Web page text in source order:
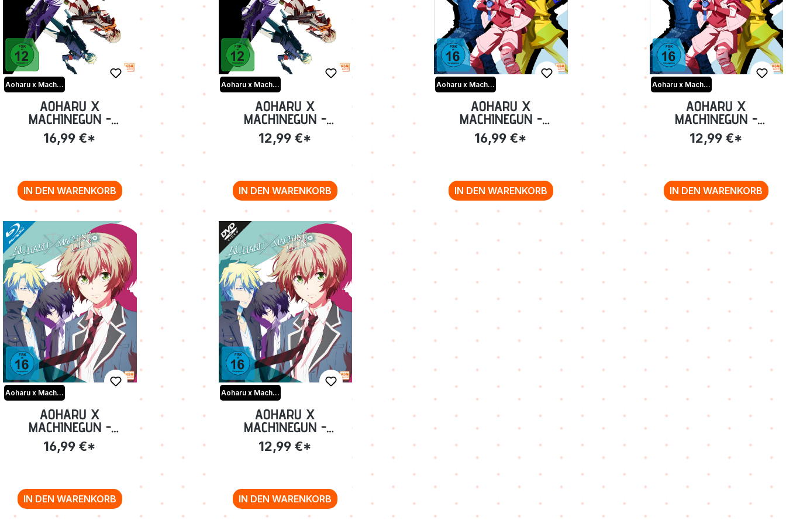
Aoharu x Machinegun
AOHARU X
MACHINEGUN -
VOLUME 3: EPISODE
09-13 BLU-RAY
16,99 €*
IN DEN WARENKORB
Aoharu x Machinegun
AOHARU X
MACHINEGUN -
VOLUME 3: EPISODE
09-13 [DVD]
12,99 €*
IN DEN WARENKORB
Aoharu x Machinegun
AOHARU X
MACHINEGUN -
VOLUME 2: EPISODE
05-08 BLU-RAY
16,99 €*
IN DEN WARENKORB
Aoharu x Machinegun
AOHARU X
MACHINEGUN -
VOLUME 2: EPISODE
05-08 [DVD]
12,99 €*
IN DEN WARENKORB
Aoharu x Machinegun
AOHARU X
MACHINEGUN -
VOLUME 1: EPISODE 01-
04 BLU-RAY
16,99 €*
IN DEN WARENKORB
Aoharu x Machinegun
AOHARU X
MACHINEGUN -
VOLUME 1: EPISODE 01-
04 [DVD]
12,99 €*
IN DEN WARENKORB